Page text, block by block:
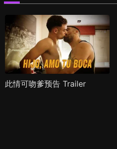
此情可吻爹预告 Trailer